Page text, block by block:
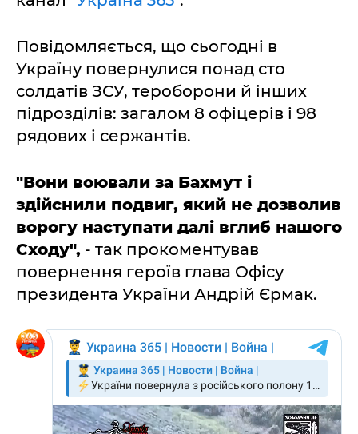
Повідомляється, що сьогодні в
Україну повернулися понад сто
солдатів ЗСУ, тероборони й інших
підрозділів: загалом 8 офіцерів і 98
рядових і сержантів.
"Вони воювали за Бахмут і
здійснили подвиг, який не дозволив
ворогу наступати далі вглиб нашого
Сходу", - так прокоментував
повернення героїв глава Офісу
президента України Андрій Єрмак.